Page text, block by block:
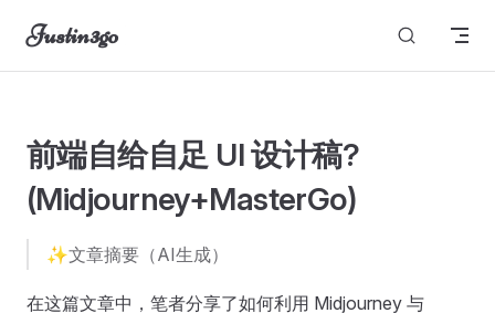
Skip to content
Justin3go
图片无法显示
前端自给自足 UI 设计稿?
(Midjourney+MasterGo)
✨文章摘要（AI生成）
在这篇文章中，笔者分享了如何利用 Midjourney 与